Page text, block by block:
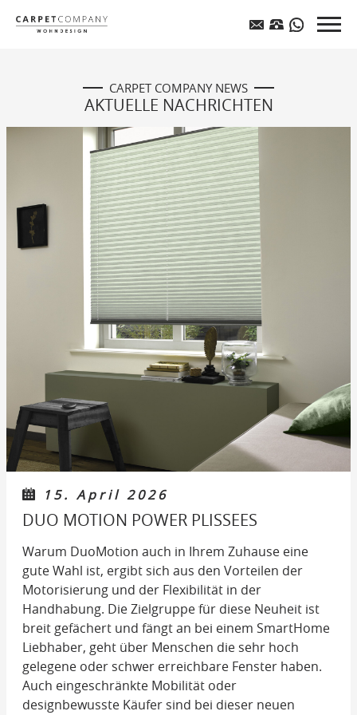
CARPET COMPANY NEWS
AKTUELLE NACHRICHTEN
15. April 2026
DUO MOTION POWER PLISSEES
Warum DuoMotion auch in Ihrem Zuhause eine
gute Wahl ist, ergibt sich aus den Vorteilen der
Motorisierung und der Flexibilität in der
Handhabung. Die Zielgruppe für diese Neuheit ist
breit gefächert und fängt an bei einem SmartHome
Liebhaber, geht über Menschen die sehr hoch
gelegene oder schwer erreichbare Fenster haben.
Auch eingeschränkte Mobilität oder
designbewusste Käufer sind bei dieser neuen